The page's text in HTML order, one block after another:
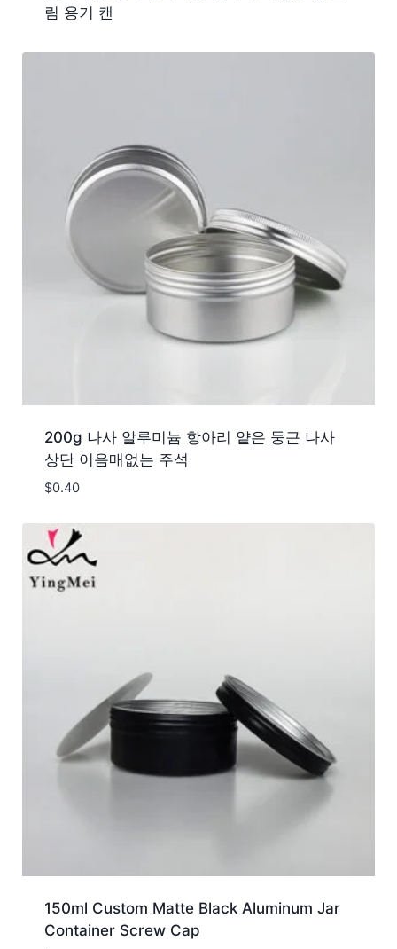
림 용기 캔
200g 나사 알루미늄 항아리 얕은 둥근 나사
상단 이음매없는 주석
$0.40
150ml Custom Matte Black Aluminum Jar
Container Screw Cap